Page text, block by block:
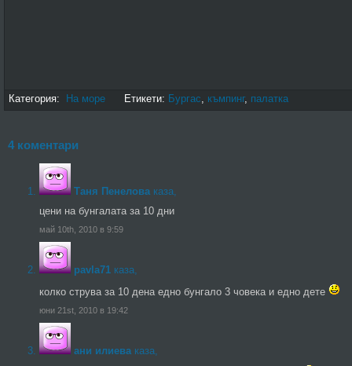
Категория: На море Етикети: Бургас, къмпинг, палатка
4 коментари
Таня Пенелова каза,
цени на бунгалата за 10 дни
май 10th, 2010 в 9:59
pavla71 каза,
колко струва за 10 дена едно бунгало 3 човека и едно дете
юни 21st, 2010 в 19:42
ани илиева каза,